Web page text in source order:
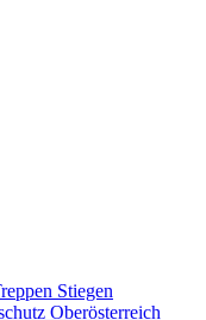
Stiegen
Oberösterreich